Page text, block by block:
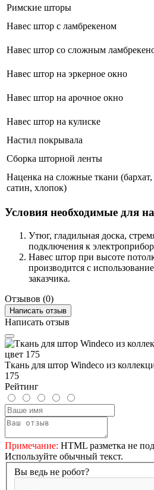
Римские шторы
Навес штор с ламбрекеном
Навес штор со сложным
Навес штор на эркерное окно
Навес штор на арочное окно
Навес штор на кулиске
Настил покрывала
Сборка шторной ленты
Наценка на сложные ткани (бархат,
сатин, хлопок)
Условия необходимые для
Утюг, гладильная доска,
подключения к
Навес штор при высоте
производится с
заказчика.
Отзывов (0)
Написать отзыв
Написать отзыв
Ткань для штор Windeco из
175
Рейтинг
Примечание: HTML разметка не
Используйте обычный текст.
Вы ведь не робот?